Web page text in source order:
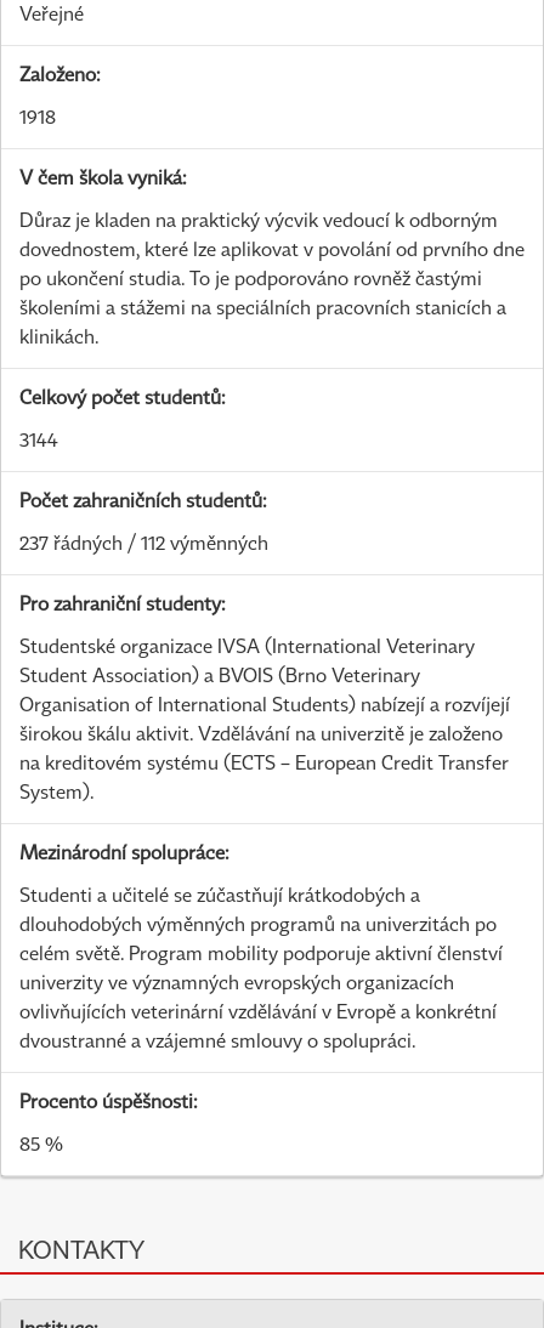
Veřejné
Založeno:
1918
V čem škola vyniká:
Důraz je kladen na praktický výcvik vedoucí k odborným
dovednostem, které lze aplikovat v povolání od prvního dne
po ukončení studia. To je podporováno rovněž častými
školeními a stážemi na speciálních pracovních stanicích a
klinikách.
Celkový počet studentů:
3144
Počet zahraničních studentů:
237 řádných / 112 výměnných
Pro zahraniční studenty:
Studentské organizace IVSA (International Veterinary
Student Association) a BVOIS (Brno Veterinary
Organisation of International Students) nabízejí a rozvíjejí
širokou škálu aktivit. Vzdělávání na univerzitě je založeno
na kreditovém systému (ECTS – European Credit Transfer
System).
Mezinárodní spolupráce:
Studenti a učitelé se zúčastňují krátkodobých a
dlouhodobých výměnných programů na univerzitách po
celém světě. Program mobility podporuje aktivní členství
univerzity ve významných evropských organizacích
ovlivňujících veterinární vzdělávání v Evropě a konkrétní
dvoustranné a vzájemné smlouvy o spolupráci.
Procento úspěšnosti:
85 %
KONTAKTY